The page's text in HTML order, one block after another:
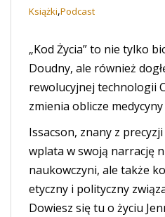
Książki,Podcast
„Kod Życia” to nie tylko
Doudny, ale również
rewolucyjnej technologii
zmienia oblicze
Issacson, znany z
wplata w swoją narrację
naukowczyni, ale także
etyczny i polityczny
Dowiesz się tu o życiu